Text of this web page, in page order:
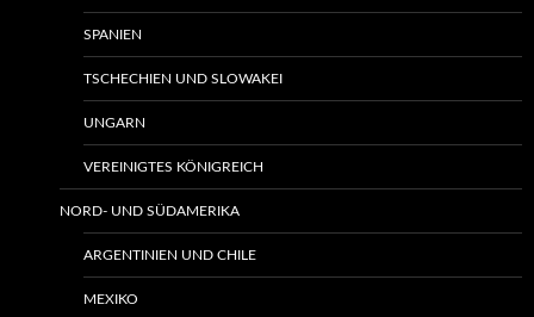
SPANIEN
TSCHECHIEN UND SLOWAKEI
UNGARN
VEREINIGTES KÖNIGREICH
NORD- UND SÜDAMERIKA
ARGENTINIEN UND CHILE
MEXIKO